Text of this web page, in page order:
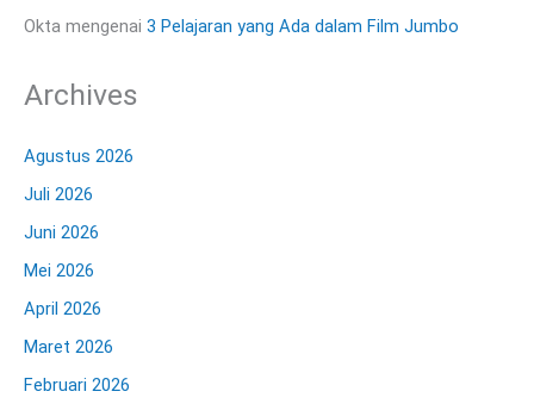
Okta mengenai 3 Pelajaran yang Ada dalam Film Jumbo
Archives
Agustus 2026
Juli 2026
Juni 2026
Mei 2026
April 2026
Maret 2026
Februari 2026